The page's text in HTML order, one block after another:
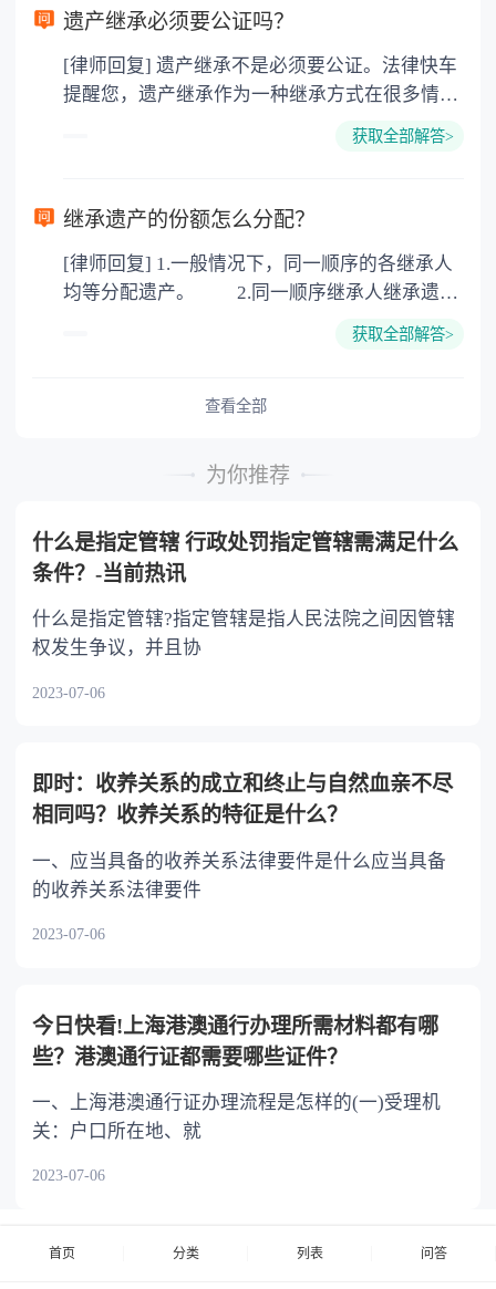
要缴纳公证费，具体如下： 1. 公证费：按房
3. 印花税：按房屋评估价的0.05%缴纳 4. 土
地增值税：按房价1%缴纳 5. 房屋产权登记费：
遗产继承必须要公证吗？
[律师回复] 遗产继承不是必须要公证。法律快车
提醒您，遗产继承作为一种继承方式在很多情况
下都是不需要公证的，当然，如果需要公正的也
以防对财产继承发生纠纷，可以对遗产继承进行
公证。
获取全部解答>
继承遗产的份额怎么分配？
[律师回复] 1.一般情况下，同一顺序的各继承人
均等分配遗产。 2.同一顺序继承人继承遗产
或者与被继承人共同生活的继承人，分配遗产
的继承人，不尽扶养义务的，分配遗产时，应当
获取全部解答>
查看全部
为你推荐
什么是指定管辖 行政处罚指定管辖需满足什么
条件？-当前热讯
什么是指定管辖?指定管辖是指人民法院之间因管辖
权发生争议，并且协
2023-07-06
即时：收养关系的成立和终止与自然血亲不尽
相同吗？收养关系的特征是什么？
一、应当具备的收养关系法律要件是什么应当具备
的收养关系法律要件
2023-07-06
今日快看!上海港澳通行办理所需材料都有哪
些？港澳通行证都需要哪些证件？
一、上海港澳通行证办理流程是怎样的(一)受理机
关：户口所在地、就
2023-07-06
首页 分类 列表 问答